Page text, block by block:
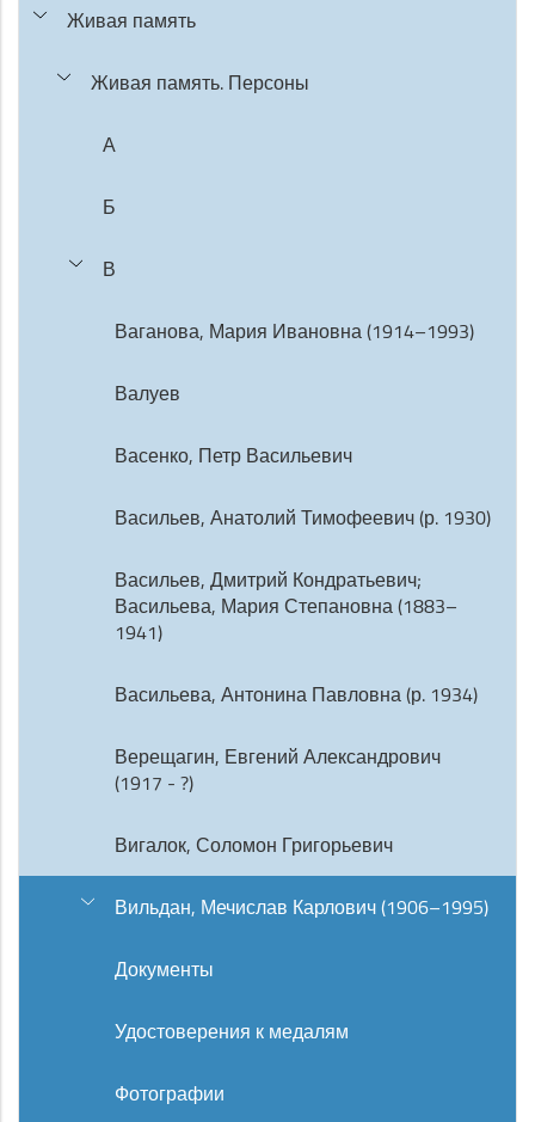
Живая память
Живая память. Персоны
А
Б
В
Ваганова, Мария Ивановна (1914–1993)
Валуев
Васенко, Петр Васильевич
Васильев, Анатолий Тимофеевич (р. 1930)
Васильев, Дмитрий Кондратьевич;
Васильева, Мария Степановна (1883–
1941)
Васильева, Антонина Павловна (р. 1934)
Верещагин, Евгений Александрович
(1917 - ?)
Вигалок, Соломон Григорьевич
Вильдан, Мечислав Карлович (1906–1995)
Документы
Удостоверения к медалям
Фотографии